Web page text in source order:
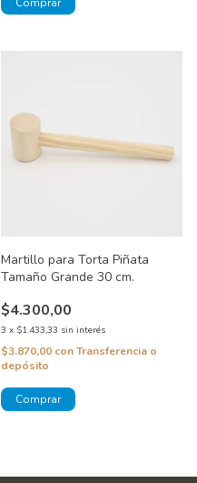
Martillo para Torta Piñata
Tamaño Grande 30 cm.
$4.300,00
3 x $1.433,33 sin interés
$3.870,00 conTransferencia o
depósito